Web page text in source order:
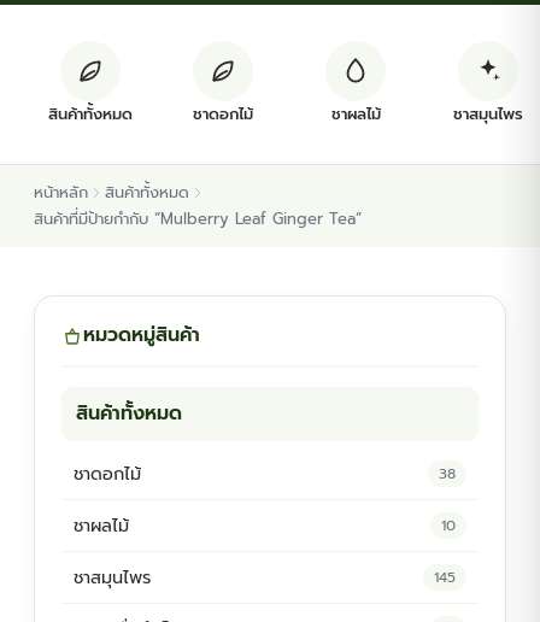
ต้นพันธุ์สมุนไพร
ต้นพันธุ์ไม้ป่า
ไม้ดอกไม้ประดับ
สินค้าทั้งหมด ชาดอกไม้ ชาผลไม้ ชาสมุนไพร
หน้าหลัก
สินค้าทั้งหมด
สินค้าที่มีป้ายกำกับ “Mulberry Leaf Ginger Tea”
หมวดหมู่สินค้า
สินค้าทั้งหมด
ชาดอกไม้ 38
ชาผลไม้ 10
ชาสมุนไพร 145